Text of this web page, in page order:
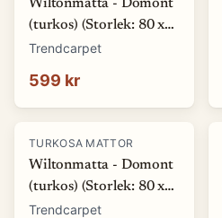
Wiltonmatta - Domont
(turkos) (Storlek: 80 x
150 cm)
Trendcarpet
599 kr
TURKOSA MATTOR
Wiltonmatta - Domont
(turkos) (Storlek: 80 x
250 cm)
Trendcarpet